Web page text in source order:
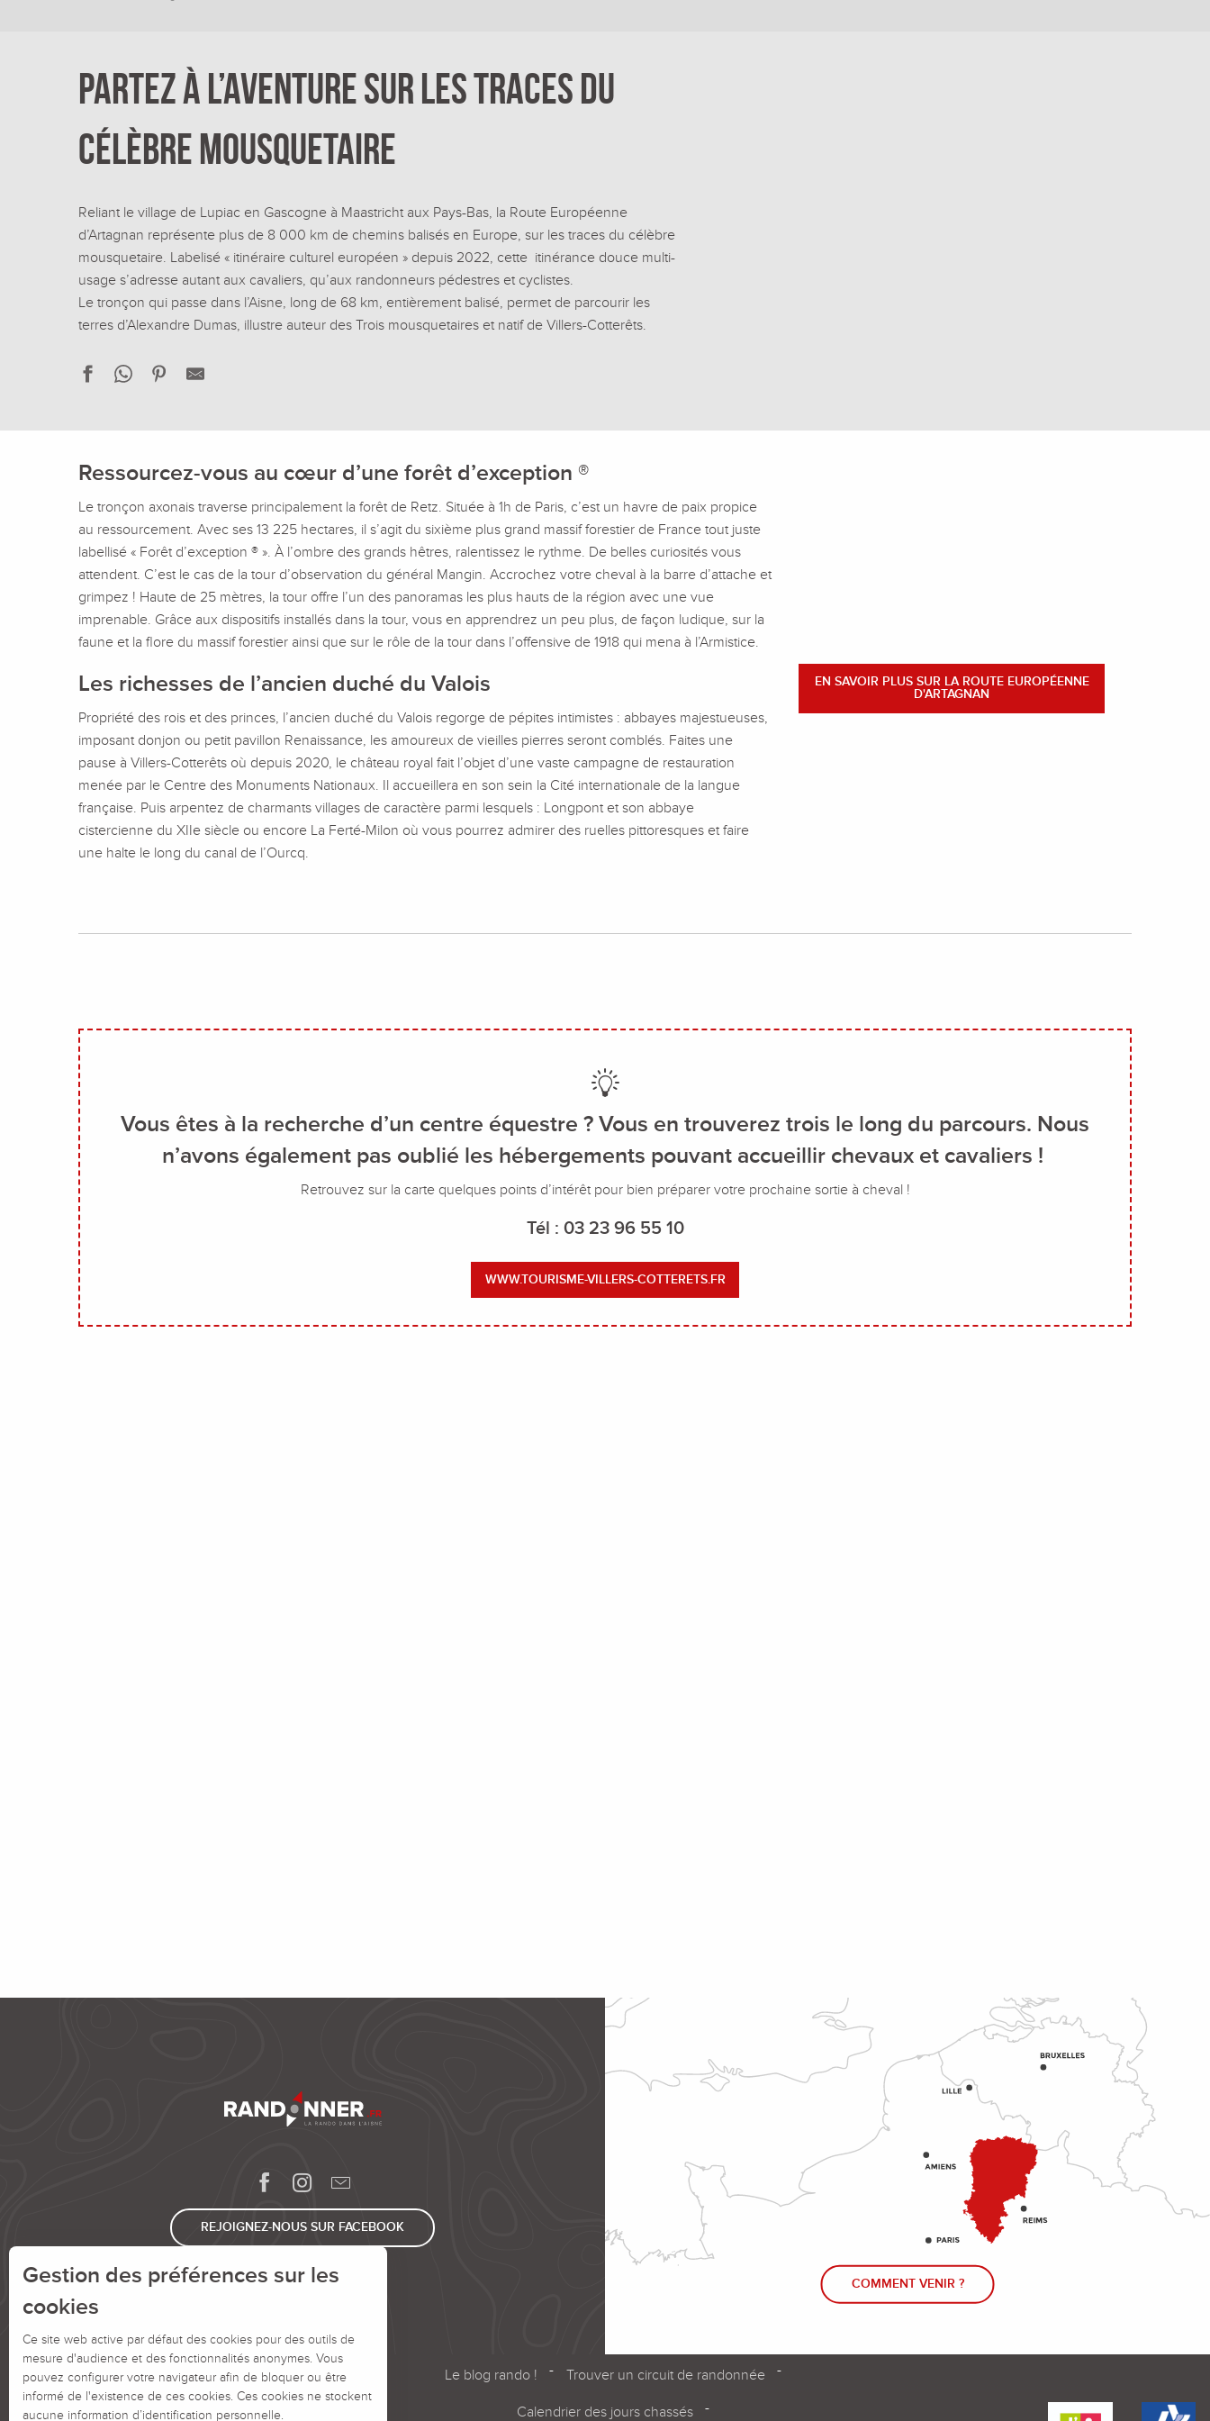
Partez à l’aventure sur les traces du
célèbre mousquetaire
Reliant le village de Lupiac en Gascogne à Maastricht aux Pays-Bas, la Route Européenne
d’Artagnan représente plus de 8 000 km de chemins balisés en Europe, sur les traces du célèbre
mousquetaire. Labelisé « itinéraire culturel européen » depuis 2022, cette itinérance douce multi-
usage s’adresse autant aux cavaliers, qu’aux randonneurs pédestres et cyclistes.
Le tronçon qui passe dans l’Aisne, long de 68 km, entièrement balisé, permet de parcourir les
terres d’Alexandre Dumas, illustre auteur des Trois mousquetaires et natif de Villers-Cotterêts.
Ressourcez-vous au cœur d’une forêt d’exception ®
Le tronçon axonais traverse principalement la forêt de Retz. Située à 1h de Paris, c’est un havre de paix propice
au ressourcement. Avec ses 13 225 hectares, il s’agit du sixième plus grand massif forestier de France tout juste
labellisé « Forêt d’exception ® ». À l’ombre des grands hêtres, ralentissez le rythme. De belles curiosités vous
attendent. C’est le cas de la tour d’observation du général Mangin. Accrochez votre cheval à la barre d’attache et
grimpez ! Haute de 25 mètres, la tour offre l’un des panoramas les plus hauts de la région avec une vue
imprenable. Grâce aux dispositifs installés dans la tour, vous en apprendrez un peu plus, de façon ludique, sur la
faune et la flore du massif forestier ainsi que sur le rôle de la tour dans l’offensive de 1918 qui mena à l’Armistice.
Les richesses de l’ancien duché du Valois
Propriété des rois et des princes, l’ancien duché du Valois regorge de pépites intimistes : abbayes majestueuses,
imposant donjon ou petit pavillon Renaissance, les amoureux de vieilles pierres seront comblés. Faites une
pause à Villers-Cotterêts où depuis 2020, le château royal fait l’objet d’une vaste campagne de restauration
menée par le Centre des Monuments Nationaux. Il accueillera en son sein la Cité internationale de la langue
française. Puis arpentez de charmants villages de caractère parmi lesquels : Longpont et son abbaye
cistercienne du XIIe siècle ou encore La Ferté-Milon où vous pourrez admirer des ruelles pittoresques et faire
une halte le long du canal de l’Ourcq.
EN SAVOIR PLUS SUR LA ROUTE EUROPÉENNE
D'ARTAGNAN
Vous êtes à la recherche d’un centre équestre ? Vous en trouverez trois le long du parcours. Nous
n’avons également pas oublié les hébergements pouvant accueillir chevaux et cavaliers !
Retrouvez sur la carte quelques points d’intérêt pour bien préparer votre prochaine sortie à cheval !
Tél : 03 23 96 55 10
WWW.TOURISME-VILLERS-COTTERETS.FR
REJOIGNEZ-NOUS SUR FACEBOOK
COMMENT VENIR ?
Le blog rando ! Trouver un circuit de randonnée
Calendrier des jours chassés
Gestion des préférences sur les
cookies
Ce site web active par défaut des cookies pour des outils de
mesure d'audience et des fonctionnalités anonymes. Vous
pouvez configurer votre navigateur afin de bloquer ou être
informé de l'existence de ces cookies. Ces cookies ne stockent
aucune information d’identification personnelle.